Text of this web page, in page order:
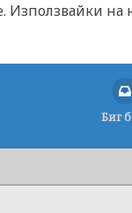
на
Биг